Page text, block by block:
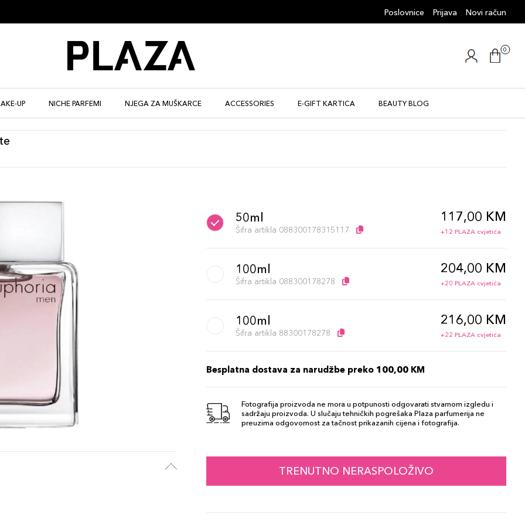
Poslovnice Prijava Novi račun
0
UP NICHE PARFEMI NJEGA ZA MUŠKARCE ACCESSORIES E-GIFT KARTICA BEAUTY BLOG
50ml
Šifra artikla 088300178315117
117,00 KM
+12 PLAZA cvjetića
100ml
Šifra artikla 088300178278
204,00 KM
+20 PLAZA cvjetića
100ml
Šifra artikla 88300178278
216,00 KM
+22 PLAZA cvjetića
Besplatna dostava za narudžbe preko 100,00 KM
Fotografija proizvoda ne mora u potpunosti odgovarati stvarnom izgledu i
sadržaju proizvoda. U slučaju tehničkih pogrešaka Plaza parfumerija ne
preuzima odgovornost za tačnost prikazanih cijena i fotografija.
TRENUTNO NERASPOLOŽIVO